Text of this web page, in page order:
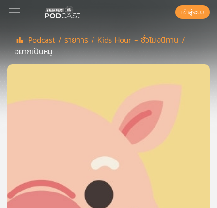
Podcast
ลิ
สต์
เข้าสู่ระบบ
Podcast / รายการ / Kids Hour - ชั่วโมงนิทาน /
อยากเป็นหมู